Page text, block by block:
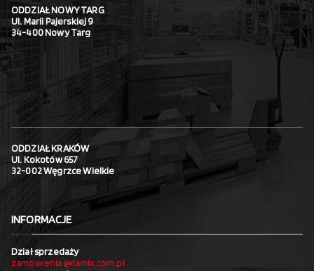
ODDZIAŁ NOWY TARG
Ul. Marii Pajerskiej 9
34-400 Nowy Targ
ODDZIAŁ KRAKÓW
Ul. Kokotów 657
32-002 Węgrzce Wielkie
INFORMACJE
Dział sprzedaży
zamowienia@damix.com.pl